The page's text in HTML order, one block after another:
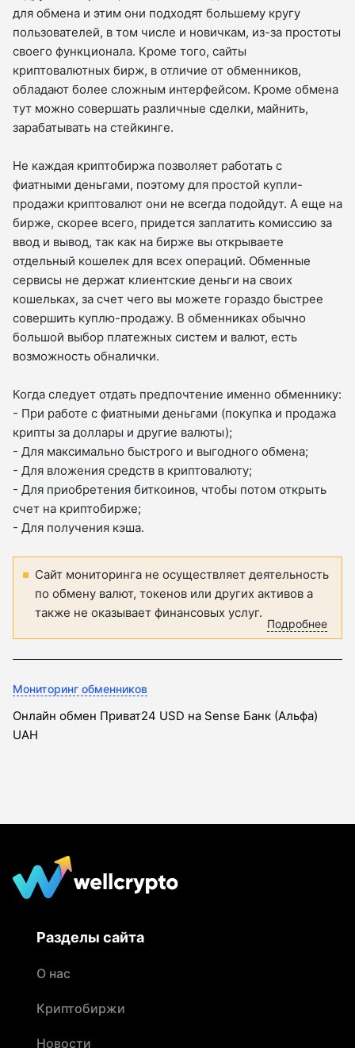
для обмена и этим они подходят большему кругу
пользователей, в том числе и новичкам, из-за простоты
своего функционала. Кроме того, сайты
криптовалютных бирж, в отличие от обменников,
обладают более сложным интерфейсом. Кроме обмена
тут можно совершать различные сделки, майнить,
зарабатывать на стейкинге.
Не каждая криптобиржа позволяет работать с
фиатными деньгами, поэтому для простой купли-
продажи криптовалют они не всегда подойдут. А еще на
бирже, скорее всего, придется заплатить комиссию за
ввод и вывод, так как на бирже вы открываете
отдельный кошелек для всех операций. Обменные
сервисы не держат клиентские деньги на своих
кошельках, за счет чего вы можете гораздо быстрее
совершить куплю-продажу. В обменниках обычно
большой выбор платежных систем и валют, есть
возможность обналички.
Когда следует отдать предпочтение именно обменнику:
- При работе с фиатными деньгами (покупка и продажа
крипты за доллары и другие валюты);
- Для максимально быстрого и выгодного обмена;
- Для вложения средств в криптовалюту;
- Для приобретения биткоинов, чтобы потом открыть
счет на криптобирже;
- Для получения кэша.
Сайт мониторинга не осуществляет деятельность
по обмену валют, токенов или других активов а
также не оказывает финансовых услуг.
Подробнее
Мониторинг обменников
Онлайн обмен Приват24 USD на Sense Банк (Альфа)
UAH
Разделы сайта
О нас
Криптобиржи
Новости